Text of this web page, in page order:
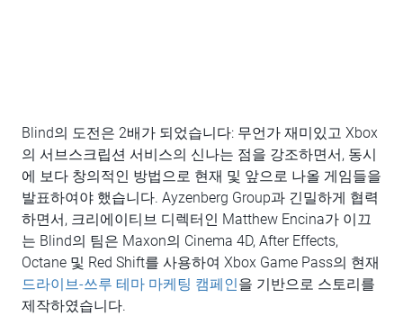
Blind의 도전은 2배가 되었습니다: 무언가 재미있고 Xbox
의 서브스크립션 서비스의 신나는 점을 강조하면서, 동시
에 보다 창의적인 방법으로 현재 및 앞으로 나올 게임들을
발표하여야 했습니다. Ayzenberg Group과 긴밀하게 협력
하면서, 크리에이티브 디렉터인 Matthew Encina가 이끄
는 Blind의 팀은 Maxon의 Cinema 4D, After Effects,
Octane 및 Red Shift를 사용하여 Xbox Game Pass의 현재
드라이브-쓰루 테마 마케팅 캠페인을 기반으로 스토리를
제작하였습니다.